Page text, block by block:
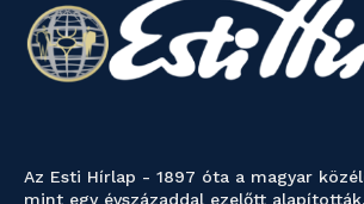
Az Esti Hírlap - 1897 óta a magyar
mint egy évszázaddal ezelőtt